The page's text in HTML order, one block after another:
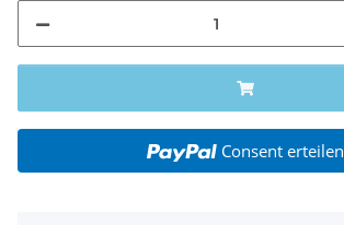
Consent erteilen